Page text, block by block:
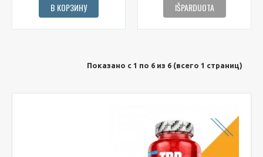
В КОРЗИНУ IŠPARDUOTA
Показано с 1 по 6 из 6 (всего 1 страниц)